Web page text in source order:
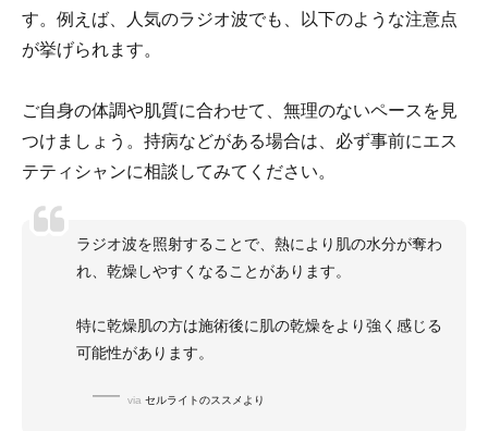
す。例えば、人気のラジオ波でも、以下のような注意点
が挙げられます。
ご自身の体調や肌質に合わせて、無理のないペースを見
つけましょう。持病などがある場合は、必ず事前にエス
テティシャンに相談してみてください。
ラジオ波を照射することで、熱により肌の水分が奪わ
れ、乾燥しやすくなることがあります。
特に乾燥肌の方は施術後に肌の乾燥をより強く感じる
可能性があります。
via セルライトのススメより